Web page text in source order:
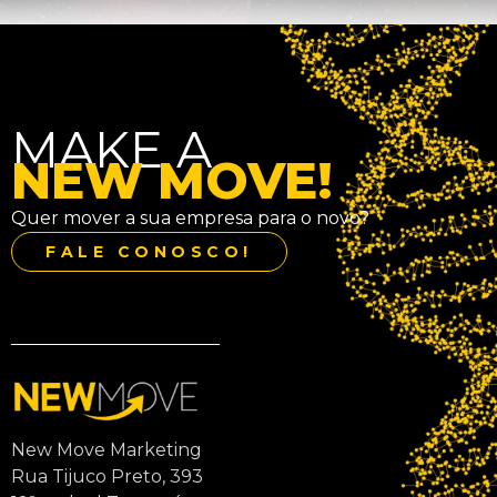
MAKE A
NEW MOVE!
Quer mover a sua empresa para o novo?
FALE CONOSCO!
New Move Marketing
Rua Tijuco Preto, 393